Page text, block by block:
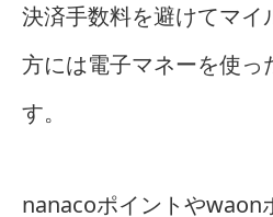
決済手数料を避けてマイ
方には電子マネーを使っ
す。
nanacoポイントやwaon